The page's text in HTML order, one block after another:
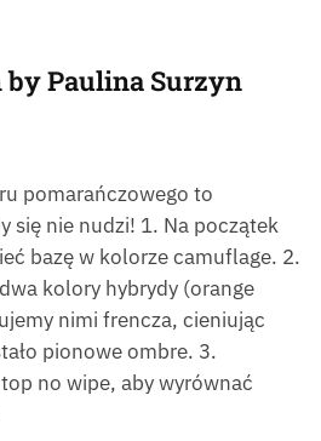
by Paulina Surzyn
pomarańczowego to
się nie nudzi! 1. Na początek
bazę w kolorze camuflage. 2.
kolory hybrydy (orange
nimi frencza, cieniując
pionowe ombre. 3.
no wipe, aby wyrównać